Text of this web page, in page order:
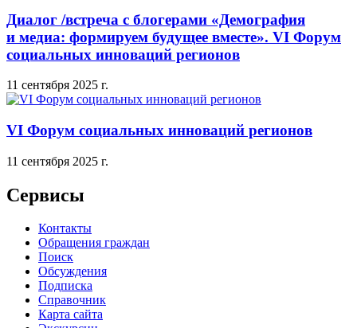
Диалог /встреча с блогерами «Демография
и медиа: формируем будущее вместе». VI Форум
социальных инноваций регионов
11 сентября 2025 г.
VI Форум социальных инноваций регионов
11 сентября 2025 г.
Сервисы
Контакты
Обращения граждан
Поиск
Обсуждения
Подписка
Справочник
Карта сайта